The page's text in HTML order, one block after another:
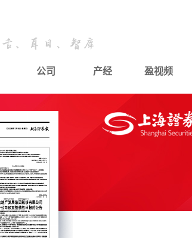
公司 产经 盈视频